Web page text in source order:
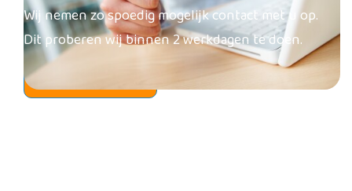
Wij nemen zo spoedig mogelijk contact met u op.
Dit proberen wij binnen 2 werkdagen te doen.